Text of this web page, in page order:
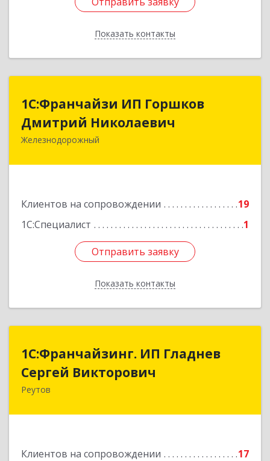
Показать контакты
Назад
1С:Франчайзи ИП Горшков
Дмитрий Николаевич
Железнодорожный
Клиентов на сопровождении
19
1С:Специалист
1
Отправить заявку
Показать контакты
1С:Франчайзи ИП Горшков
Дмитрий Николаевич
143980, Московская обл, Железнодорожный г,
Отправить заявку
Назад
1С:Франчайзинг. ИП Гладнев
Сергей Викторович
Реутов
Клиентов на сопровождении 17
1С:Франчайзинг. ИП Гладнев
Сергей Викторович
143966, Московская обл, Реутов г, Парковая ул,